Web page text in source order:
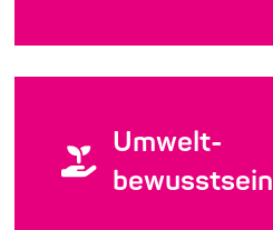
Umwelt-
bewusstsein